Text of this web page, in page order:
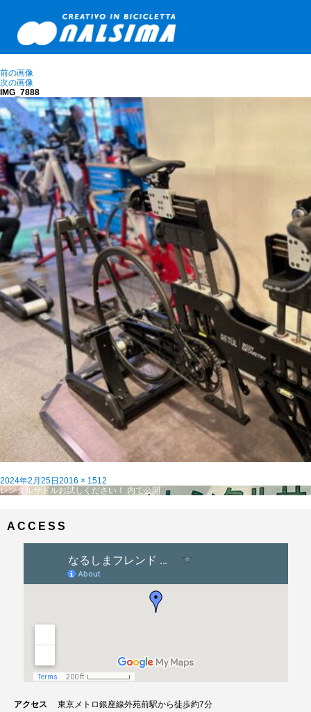
前の画像
次の画像
IMG_7888
投
稿
2024年2月25日 フ
ル
2016 × 1512
投
ゲ
レンタルサドルお試しください！ 内で公開
ACCESS
アクセス
東京メトロ銀座線外苑前駅から徒歩約7分